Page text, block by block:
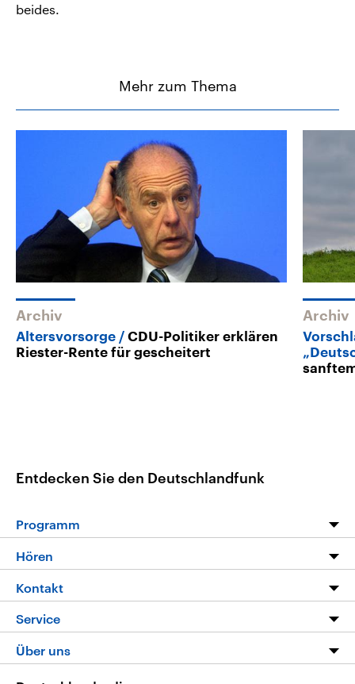
beides.
Mehr zum Thema
Archiv
Altersvorsorge
CDU-Politiker erklären
Riester-Rente für gescheitert
Archiv
Entdecken Sie den Deutschlandfunk
Programm
Die Nachrichten
Nachrichtenleicht
Neue Beiträge auf dlf.de
Hören
Livestream
Podcasts
Deutschlandfunk App
Kontakt
Hörerservice
Service
FAQ
Über uns